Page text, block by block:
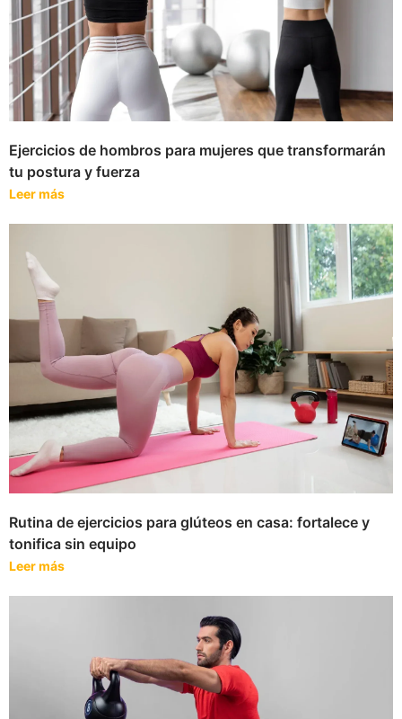
Ejercicios de hombros para mujeres que transformarán
tu postura y fuerza
Leer más
Rutina de ejercicios para glúteos en casa: fortalece y
tonifica sin equipo
Leer más